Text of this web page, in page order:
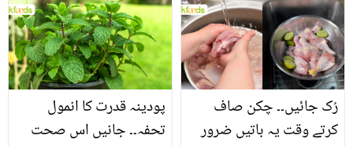
منرلز اور اینٹی آکسیڈنٹس
سے بھرپور اس سبزی کے
فائدے
بنانے کے چند قدرتی طریقے
پودینہ قدرت کا انمول
تحفہ۔۔ جانیں اس صحت
رُک جائیں۔۔ چکن صاف
کرتے وقت یہ باتیں ضرور